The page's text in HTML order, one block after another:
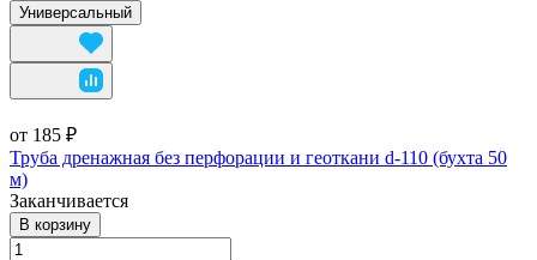
Универсальный
от 185 ₽
Труба дренажная без перфорации и геоткани d-110 (бухта 50
м)
Заканчивается
В корзину